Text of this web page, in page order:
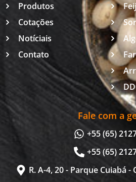
Produtos
Cotações
Notíciais
Contato
Fale com a
+55 (65)
+55 (65)
R. A-4, 20 - Parque Cuiabá